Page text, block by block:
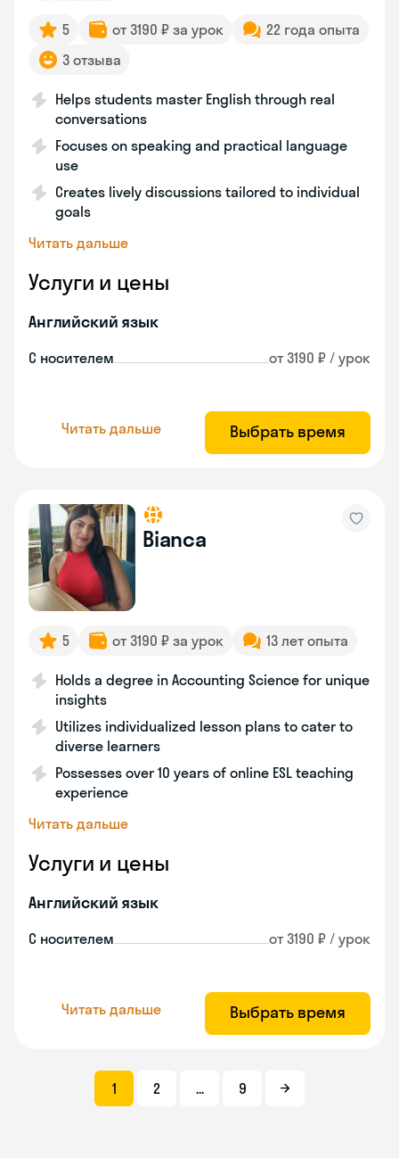
5 от 3190 ₽ за урок
22 года опыта
3 отзыва
Helps students master English through real
conversations
Focuses on speaking and practical language
use
Creates lively discussions tailored to individual
goals
Читать дальше
Услуги и цены
Английский язык
С носителем от 3190 ₽ / урок
Читать дальше Выбрать время
Bianca
5 от 3190 ₽ за урок 13 лет опыта
Holds a degree in Accounting Science for unique
insights
Utilizes individualized lesson plans to cater to
diverse learners
Possesses over 10 years of online ESL teaching
experience
Читать дальше
Услуги и цены
Английский язык
С носителем от 3190 ₽ / урок
Читать дальше Выбрать время
1 2 ... 9